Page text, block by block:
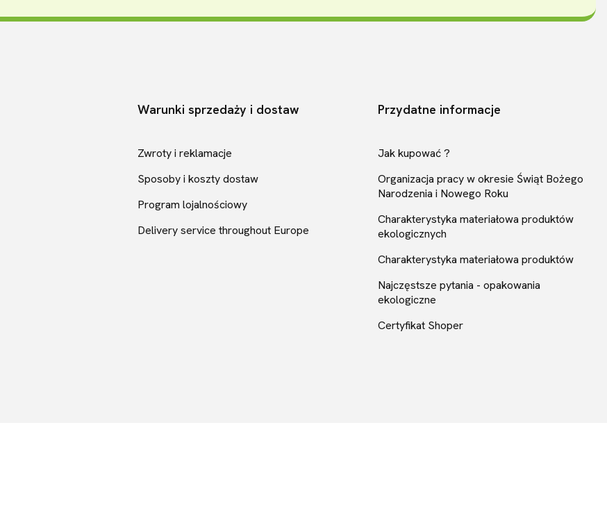
Warunki sprzedaży i dostaw
Zwroty i reklamacje
Sposoby i koszty dostaw
Program lojalnościowy
Delivery service throughout Europe
Przydatne informacje
Jak kupować ?
Organizacja pracy w okresie Świąt Bożego
Narodzenia i Nowego Roku
Charakterystyka materiałowa produktów
ekologicznych
Charakterystyka materiałowa produktów
Najczęstsze pytania - opakowania
ekologiczne
Certyfikat Shoper